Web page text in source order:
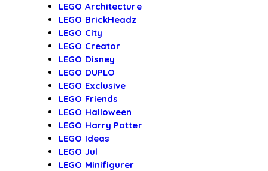
LEGO Architecture
LEGO BrickHeadz
LEGO City
LEGO Creator
LEGO Disney
LEGO DUPLO
LEGO Exclusive
LEGO Friends
LEGO Halloween
LEGO Harry Potter
LEGO Ideas
LEGO Jul
LEGO Minifigurer